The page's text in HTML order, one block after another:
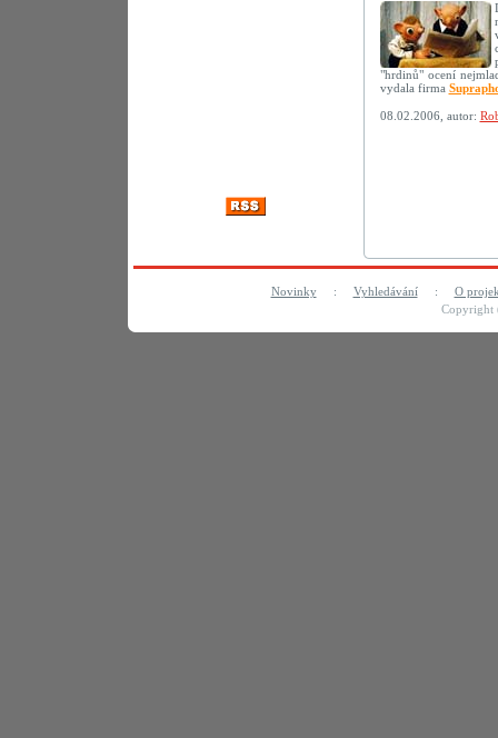
"hrdinů" ocení
vydala firma
08.02.2006, autor:
Novinky: Vyhledávání: O
Copyright